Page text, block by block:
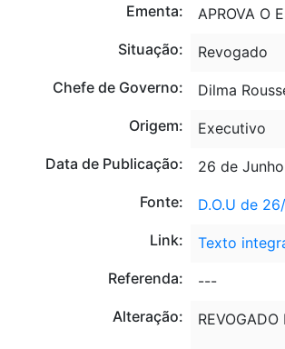
Ementa:
APROVA O
Situação:
Revogado
Chefe de Governo:
Dilma
Origem:
Executivo
Data de Publicação:
26 de
Fonte:
D.O.U de
Link:
Texto
Referenda:
---
Alteração:
REVOGADO